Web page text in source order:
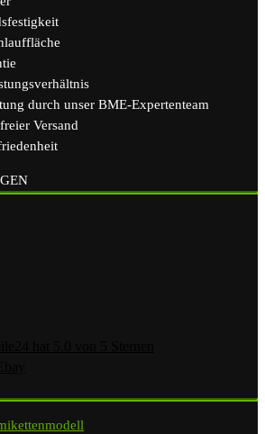
durch unser BME-Expertenteam
Versand